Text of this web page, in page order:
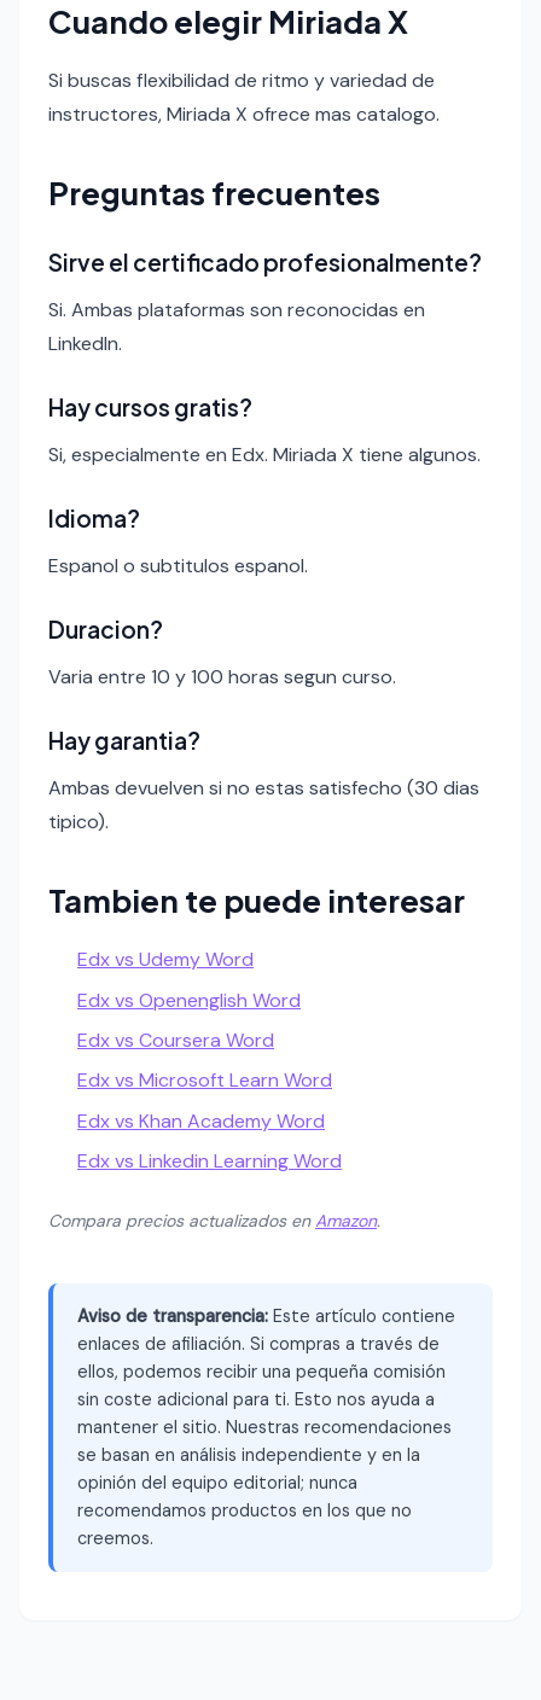
Cuando elegir Miriada X
Si buscas flexibilidad de ritmo y variedad de
instructores, Miriada X ofrece mas catalogo.
Preguntas frecuentes
Sirve el certificado profesionalmente?
Si. Ambas plataformas son reconocidas en
LinkedIn.
Hay cursos gratis?
Si, especialmente en Edx. Miriada X tiene algunos.
Idioma?
Espanol o subtitulos espanol.
Duracion?
Varia entre 10 y 100 horas segun curso.
Hay garantia?
Ambas devuelven si no estas satisfecho (30 dias
tipico).
Tambien te puede interesar
Edx vs Udemy Word
Edx vs Openenglish Word
Edx vs Coursera Word
Edx vs Microsoft Learn Word
Edx vs Khan Academy Word
Edx vs Linkedin Learning Word
Compara precios actualizados enAmazon.
Aviso de transparencia: Este artículo contiene
enlaces de afiliación. Si compras a través de
ellos, podemos recibir una pequeña comisión
sin coste adicional para ti. Esto nos ayuda a
mantener el sitio. Nuestras recomendaciones
se basan en análisis independiente y en la
opinión del equipo editorial; nunca
recomendamos productos en los que no
creemos.